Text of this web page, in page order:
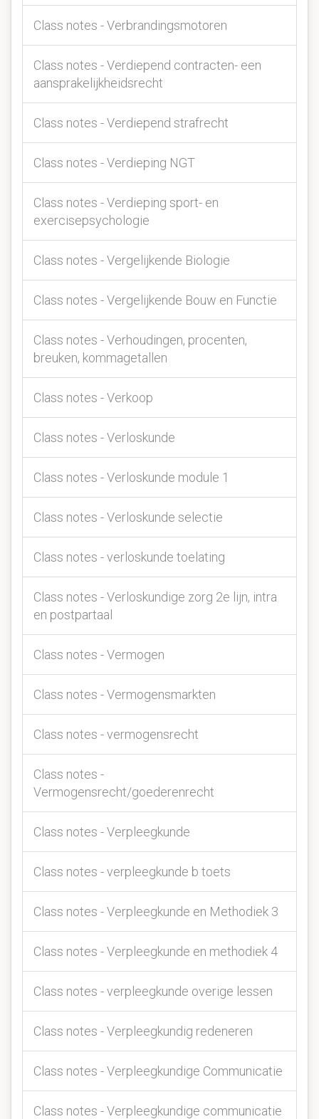
Class notes - Verbrandingsmotoren
Class notes - Verdiepend contracten- een
aansprakelijkheidsrecht
Class notes - Verdiepend strafrecht
Class notes - Verdieping NGT
Class notes - Verdieping sport- en
exercisepsychologie
Class notes - Vergelijkende Biologie
Class notes - Vergelijkende Bouw en Functie
Class notes - Verhoudingen, procenten,
breuken, kommagetallen
Class notes - Verkoop
Class notes - Verloskunde
Class notes - Verloskunde module 1
Class notes - Verloskunde selectie
Class notes - verloskunde toelating
Class notes - Verloskundige zorg 2e lijn, intra
en postpartaal
Class notes - Vermogen
Class notes - Vermogensmarkten
Class notes - vermogensrecht
Class notes -
Vermogensrecht/goederenrecht
Class notes - Verpleegkunde
Class notes - verpleegkunde b toets
Class notes - Verpleegkunde en Methodiek 3
Class notes - Verpleegkunde en methodiek 4
Class notes - verpleegkunde overige lessen
Class notes - Verpleegkundig redeneren
Class notes - Verpleegkundige Communicatie
Class notes - Verpleegkundige communicatie